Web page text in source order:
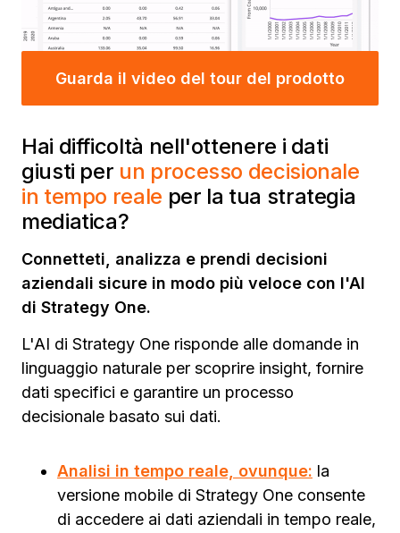
Guarda il video del tour del prodotto
Hai difficoltà nell'ottenere i dati
giusti per un processo decisionale
in tempo reale per la tua strategia
mediatica?
Connetteti, analizza e prendi decisioni
aziendali sicure in modo più veloce con l'AI
di Strategy One.
L'AI di Strategy One risponde alle domande in
linguaggio naturale per scoprire insight, fornire
dati specifici e garantire un processo
decisionale basato sui dati.
Analisi in tempo reale, ovunque: la
versione mobile di Strategy One consente
di accedere ai dati aziendali in tempo reale,